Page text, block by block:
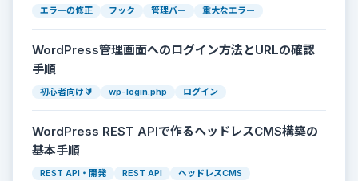
エラーの修正 フック 管理バー 重大なエラー
WordPress管理画面へのログイン方法とURLの確認
手順
初心者向け🔰 wp-login.php ログイン
WordPress REST APIで作るヘッドレスCMS構築の
基本手順
REST API・開発 REST API ヘッドレスCMS